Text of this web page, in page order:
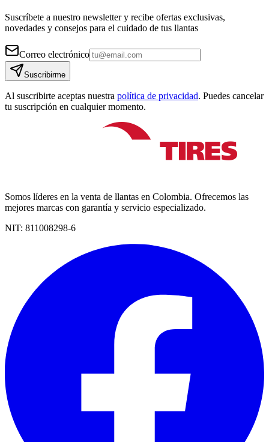
Suscríbete a nuestro newsletter y recibe ofertas exclusivas,
novedades y consejos para el cuidado de tus llantas
Correo electrónico
Suscribirme
Al suscribirte aceptas nuestra política de privacidad. Puedes cancelar
tu suscripción en cualquier momento.
Somos líderes en la venta de llantas en Colombia. Ofrecemos las
mejores marcas con garantía y servicio especializado.
NIT: 811008298-6